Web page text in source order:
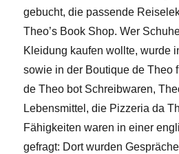
gebucht, die passende
Theo’s Book Shop. Wer
Kleidung kaufen wollte, wurde
sowie in der Boutique de Theo
de Theo bot Schreibwaren,
Lebensmittel, die Pizzeria da
Fähigkeiten waren in einer
gefragt: Dort wurden